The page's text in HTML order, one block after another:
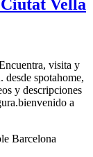
Vella
visita y
spotahome,
y descripciones
a